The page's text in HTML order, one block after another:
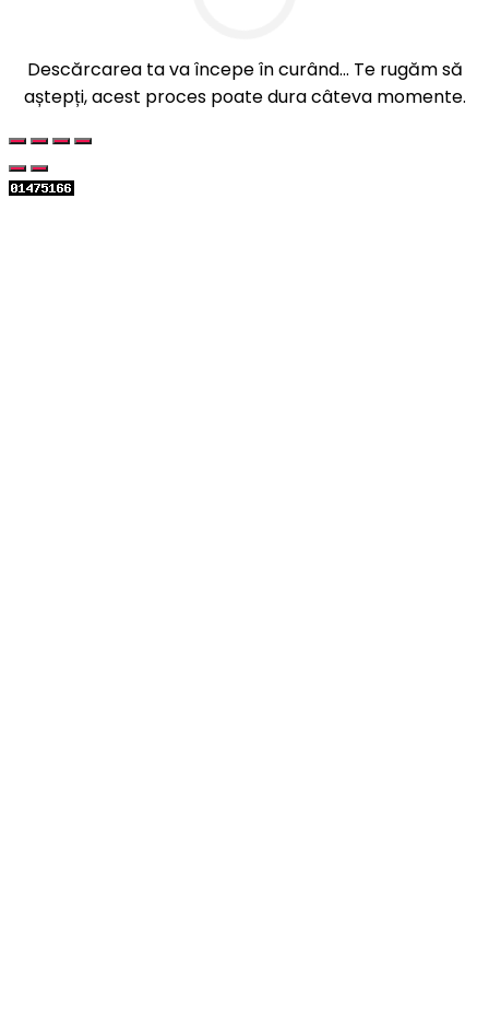
Descărcarea ta va începe în curând... Te rugăm să
aștepți, acest proces poate dura câteva momente.